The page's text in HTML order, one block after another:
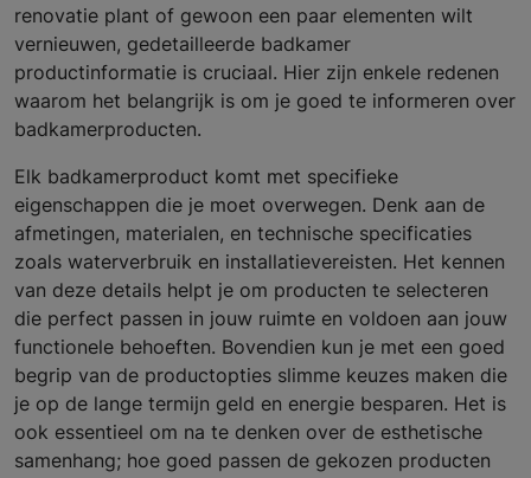
renovatie plant of gewoon een paar elementen wilt
vernieuwen, gedetailleerde badkamer
productinformatie is cruciaal. Hier zijn enkele redenen
waarom het belangrijk is om je goed te informeren over
badkamerproducten.
Elk badkamerproduct komt met specifieke
eigenschappen die je moet overwegen. Denk aan de
afmetingen, materialen, en technische specificaties
zoals waterverbruik en installatievereisten. Het kennen
van deze details helpt je om producten te selecteren
die perfect passen in jouw ruimte en voldoen aan jouw
functionele behoeften. Bovendien kun je met een goed
begrip van de productopties slimme keuzes maken die
je op de lange termijn geld en energie besparen. Het is
ook essentieel om na te denken over de esthetische
samenhang; hoe goed passen de gekozen producten